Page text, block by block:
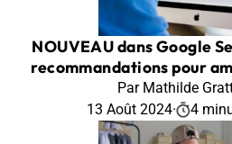
NOUVEAU dans Google
recommandations pour
Par Mathilde
13 Août 2024· 4